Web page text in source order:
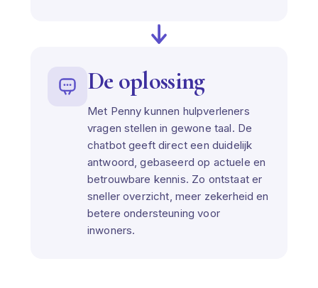
De oplossing
Met Penny kunnen hulpverleners
vragen stellen in gewone taal. De
chatbot geeft direct een duidelijk
antwoord, gebaseerd op actuele en
betrouwbare kennis. Zo ontstaat er
sneller overzicht, meer zekerheid en
betere ondersteuning voor
inwoners.